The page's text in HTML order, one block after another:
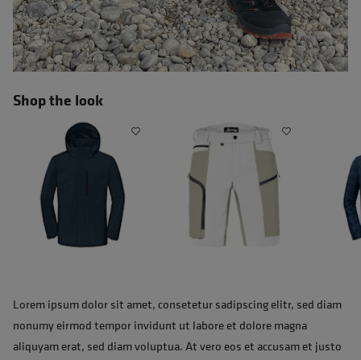
Lorem ipsum dolor sit amet, consetetur sadipscing elitr, sed diam
nonumy eirmod tempor invidunt ut labore et dolore magna
aliquyam erat, sed diam voluptua. At vero eos et accusam et justo
Shop the look